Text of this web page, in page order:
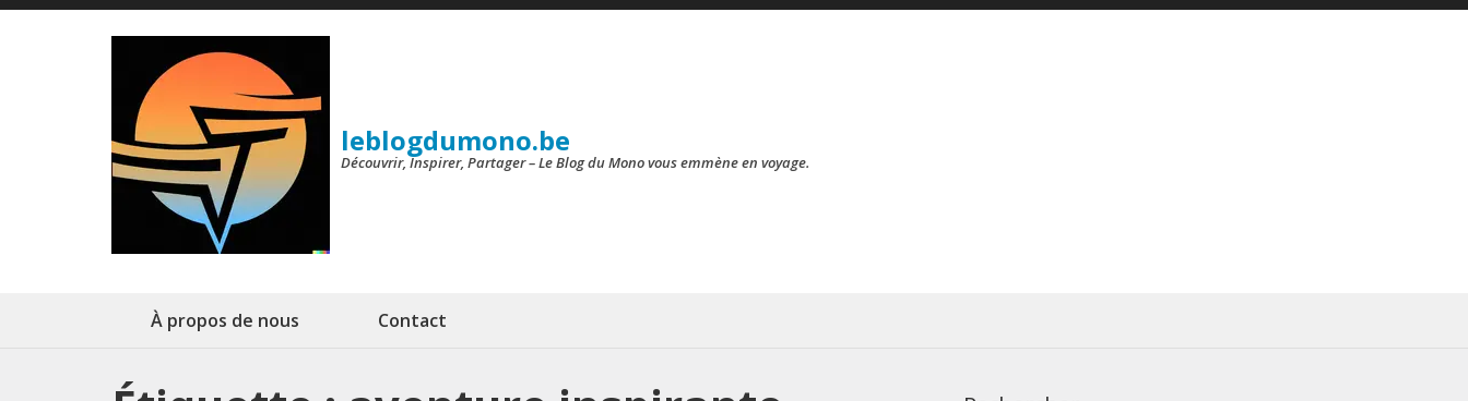
Aller
leblogdumono.be
Découvrir, Inspirer, Partager – Le Blog du Mono vous emmène en voyage.
À propos de nous Contact